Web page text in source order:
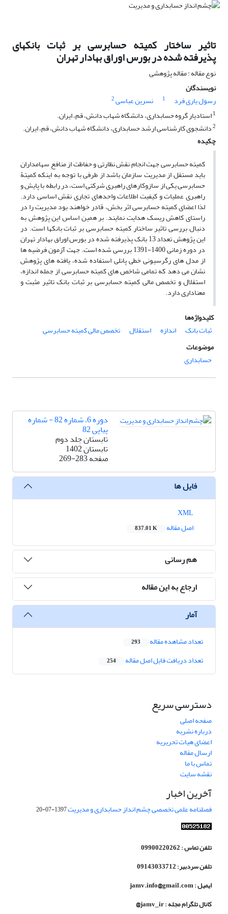
تاثیر ساختار کمیته حسابرسی بر ثبات بانکهای
پذیرفته شده در بورس اوراق بهادار تهران
نوع مقاله : مقاله پژوهشی
نویسندگان
رسول یاری فرد
1 نسرین عباسی2
1استادیار گروه حسابداری، دانشگاه شهاب دانش، قم، ایران.
2دانشجوی کارشناسی ارشد حسابداری، دانشگاه شهاب دانش، قم، ایران.
چکیده
کمیته حسابرسی جهت انجام نقش نظارتی و حفاظت از منافع سهامداران
باید مستقل از مدیریت سازمان باشد از طرفی با توجه به اینکه کمیتۀ
حسابرسی یکی از سازوکارهای راهبری شرکتی است، در رابطه با پایش و
راهبری عملیات و کیفیت اطلاعات واحدهای تجاری نقش اساسی دارد.
لذا اعضای کمیته حسابرسی اثر بخش، قادر خواهند بود مدیریت را در
راستای کاهش ریسک هدایت نمایند. بر همین اساس این پژوهش به
دنبال بررسی تاثیر ساختار کمیته حسابرسی بر ثبات بانکها است. در
این پژوهش تعداد 13 بانک پذیرفته شده در بورس اوراق بهادار تهران
در دوره زمانی 1400-1391 بررسی شده است. جهت آزمون فرضیه ها
از مدل های رگرسیونی خطی پانلی استفاده شده، یافته های پژوهش
نشان می دهد که تمامی شاخص های کمیته حسابرسی از جمله اندازه،
استقلال و تخصص مالی کمیته حسابرسی بر ثبات بانک تاثیر مثبت و
معناداری دارد.
کلیدواژه‌ها
ثبات بانک
اندازه استقلال
تخصص مالی کمیته حسابرسی
موضوعات
حسابداری
دوره 6، شماره 82 - شماره
پیاپی 82
تابستان جلد دوم
تابستان 1402
صفحه269-283
فایل ها
اصل مقاله
837.01 K
هم رسانی
ارجاع به این مقاله
آمار
تعداد مشاهده مقاله 293
تعداد دریافت فایل اصل مقاله 254
دسترسی سریع
صفحه اصلی
درباره نشریه
اعضای هیات تحریریه
ارسال مقاله
تماس با ما
نقشه سایت
آخرین اخبار
فصلنامه علمی تخصصی چشم انداز حسابداری و مدیریت1397-07-20
تلفن تماس : 09900220262
تلفن سردبیر: 09143033712
ایمیل : jamv.info@gmail.com
کانال تلگرام مجله : jamv_ir@